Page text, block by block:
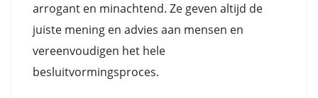
arrogant en minachtend. Ze geven altijd de
juiste mening en advies aan mensen en
vereenvoudigen het hele
besluitvormingsproces.